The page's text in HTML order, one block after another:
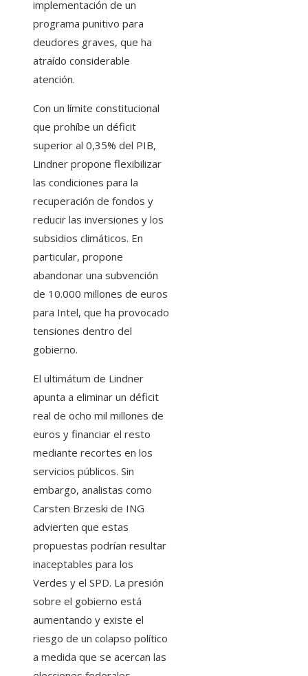
implementación de un
programa punitivo para
deudores graves, que ha
atraído considerable
atención.
Con un límite constitucional
que prohíbe un déficit
superior al 0,35% del PIB,
Lindner propone flexibilizar
las condiciones para la
recuperación de fondos y
reducir las inversiones y los
subsidios climáticos. En
particular, propone
abandonar una subvención
de 10.000 millones de euros
para Intel, que ha provocado
tensiones dentro del
gobierno.
El ultimátum de Lindner
apunta a eliminar un déficit
real de ocho mil millones de
euros y financiar el resto
mediante recortes en los
servicios públicos. Sin
embargo, analistas como
Carsten Brzeski de ING
advierten que estas
propuestas podrían resultar
inaceptables para los
Verdes y el SPD. La presión
sobre el gobierno está
aumentando y existe el
riesgo de un colapso político
a medida que se acercan las